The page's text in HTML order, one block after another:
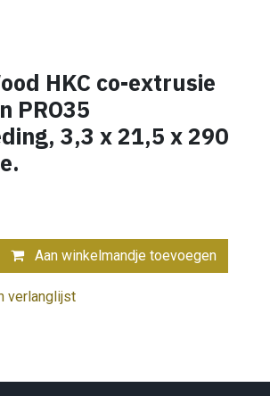
HKC co-extrusie
PRO35
3,3 x 21,5 x 290
Aan winkelmandje toevoegen
verlanglijst